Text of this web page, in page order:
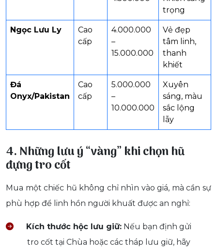
trọng
Ngọc Lưu Ly
Cao
cấp
4.000.000
–
15.000.000
Vẻ đẹp
tâm linh,
thanh
khiết
Đá
Onyx/Pakistan
Cao
cấp
5.000.000
–
10.000.000
Xuyên
sáng, màu
sắc lộng
lẫy
4. Những lưu ý “vàng” khi chọn hũ
đựng tro cốt
Mua một chiếc hũ không chỉ nhìn vào giá, mà cần sự
phù hợp để linh hồn người khuất được an nghỉ:
Kích thước hộc lưu giữ: Nếu bạn định gửi
tro cốt tại Chùa hoặc các tháp lưu giữ, hãy